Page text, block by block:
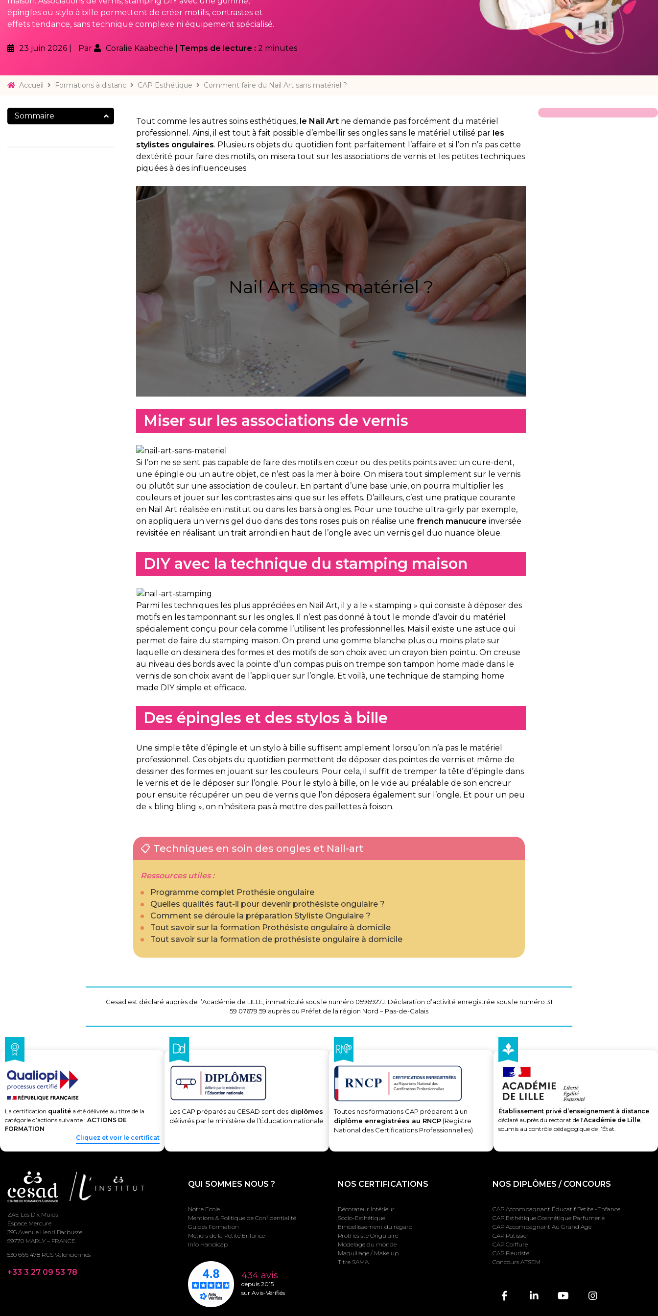
épingles ou stylo à bille permettent de créer motifs, contrastes et
effets tendance, sans technique complexe ni équipement spécialisé.
23 juin 2026 Par Coralie Kaabeche Temps de lecture : 2 minutes
Accueil Formations à distanc CAP Esthétique Comment faire du Nail Art sans matériel ?
Sommaire
Tout comme les autres soins esthétiques,le Nail Artne demande pas forcément du matériel
professionnel. Ainsi, il est tout à fait possible d’embellir ses ongles sans le matériel utilisé par les
stylistes ongulaires. Plusieurs objets du quotidien font parfaitement l’affaire et si l’on n’a pas cette
dextérité pour faire des motifs, on misera tout sur les associations de vernis et les petites techniques
piquées à des influenceuses.
Nail Art sans matériel ?
Miser sur les associations de vernis
Si l’on ne se sent pas capable de faire des motifs en cœur ou des petits points avec un cure-dent,
une épingle ou un autre objet, ce n’est pas la mer à boire. On misera tout simplement sur le vernis
ou plutôt sur une association de couleur. En partant d’une base unie, on pourra multiplier les
couleurs et jouer sur les contrastes ainsi que sur les effets. D’ailleurs, c’est une pratique courante
en Nail Art réalisée en institut ou dans les bars à ongles. Pour une touche ultra-girly par exemple,
on appliquera un vernis gel duo dans des tons roses puis on réalise une french manucure inversée
revisitée en réalisant un trait arrondi en haut de l’ongle avec un vernis gel duo nuance bleue.
DIY avec la technique du stamping maison
Parmi les techniques les plus appréciées en Nail Art, il y a le « stamping » qui consiste à déposer des
motifs en les tamponnant sur les ongles. Il n’est pas donné à tout le monde d’avoir du matériel
spécialement conçu pour cela comme l’utilisent les professionnelles. Mais il existe une astuce qui
permet de faire du stamping maison. On prend une gomme blanche plus ou moins plate sur
laquelle on dessinera des formes et des motifs de son choix avec un crayon bien pointu. On creuse
au niveau des bords avec la pointe d’un compas puis on trempe son tampon home made dans le
vernis de son choix avant de l’appliquer sur l’ongle. Et voilà, une technique de stamping home
made DIY simple et efficace.
Des épingles et des stylos à bille
Une simple tête d’épingle et un stylo à bille suffisent amplement lorsqu’on n’a pas le matériel
professionnel. Ces objets du quotidien permettent de déposer des pointes de vernis et même de
dessiner des formes en jouant sur les couleurs. Pour cela, il suffit de tremper la tête d’épingle dans
le vernis et de le déposer sur l’ongle. Pour le stylo à bille, on le vide au préalable de son encreur
pour ensuite récupérer un peu de vernis que l’on déposera également sur l’ongle. Et pour un peu
de « bling bling », on n’hésitera pas à mettre des paillettes à foison.
📋 Techniques en soin des ongles et Nail-art
Ressources utiles :
Programme complet Prothésie ongulaire
Quelles qualités faut-il pour devenir prothésiste ongulaire ?
Comment se déroule la préparation Styliste Ongulaire ?
Tout savoir sur la formation Prothésiste ongulaire à domicile
Tout savoir sur la formation de prothésiste ongulaire à domicile
Cesad est déclaré auprès de l’Académie de LILLE, immatriculé sous le numéro 0596927J. Déclaration d’activité enregistrée sous le numéro 31
59 07679 59 auprès du Préfet de la région Nord – Pas-de-Calais
La certification qualité a été délivrée au titre de la
catégorie d’actions suivante : ACTIONS DE
FORMATION
Cliquez et voir le certificat
Les CAP préparés au CESAD sont des diplômes
délivrés par le ministère de l’Éducation nationale
Toutes nos formations CAP préparent à un
diplôme enregistrées au RNCP (Registre
National des Certifications Professionnelles)
Établissement privé d’enseignement à distance
déclaré auprès du rectorat de l’Académie de Lille,
soumis au contrôle pédagogique de l’État.
ZAE Les Dix Muids
Espace Mercure
395 Avenue Henri Barbusse
59770 MARLY – FRANCE
530 666 478 RCS Valenciennes
+33 3 27 09 53 78
QUI SOMMES NOUS ?
Notre Ecole
Mentions & Politique de Confidentialité
Guides Formation
Métiers de la Petite Enfance
Info Handicap
434 avis
depuis 2015
sur Avis-Vérifiés
NOS CERTIFICATIONS
Décorateur Intérieur
Socio-Esthétique
Embellissement du regard
Prothésiste Ongulaire
Modelage du monde
Maquillage / Make up
Titre SAMA
NOS DIPLÔMES / CONCOURS
CAP Accompagnant Éducatif Petite -Enfance
CAP Esthétique Cosmétique Parfumerie
CAP Accompagnant Au Grand Age
CAP Pâtissier
CAP Coiffure
CAP Fleuriste
Concours ATSEM